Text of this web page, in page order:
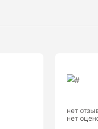
нет
нет